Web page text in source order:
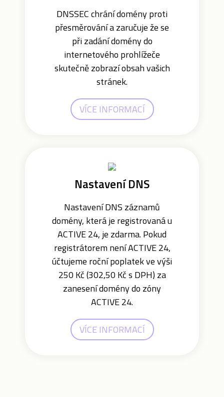
DNSSEC chrání domény proti
přesměrování a zaručuje že se
při zadání domény do
internetového prohlížeče
skutečně zobrazí obsah vašich
stránek.
VÍCE INFORMACÍ
Nastavení DNS
Nastavení DNS záznamů
domény, která je registrovaná u
ACTIVE 24, je zdarma. Pokud
registrátorem není ACTIVE 24,
účtujeme roční poplatek ve výši
250 Kč (302,50 Kč s DPH) za
zanesení domény do zóny
ACTIVE 24.
VÍCE INFORMACÍ